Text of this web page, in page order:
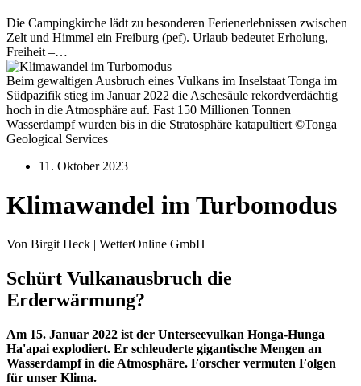
Die Campingkirche lädt zu besonderen Ferienerlebnissen zwischen
Zelt und Himmel ein Freiburg (pef). Urlaub bedeutet Erholung,
Freiheit –…
Beim gewaltigen Ausbruch eines Vulkans im Inselstaat Tonga im
Südpazifik stieg im Januar 2022 die Aschesäule rekordverdächtig
hoch in die Atmosphäre auf. Fast 150 Millionen Tonnen
Wasserdampf wurden bis in die Stratosphäre katapultiert ©Tonga
Geological Services
11. Oktober 2023
Klimawandel im Turbomodus
Von Birgit Heck | WetterOnline GmbH
Schürt Vulkanausbruch die
Erderwärmung?
Am 15. Januar 2022 ist der Unterseevulkan Honga-Hunga
Ha'apai explodiert. Er schleuderte gigantische Mengen an
Wasserdampf in die Atmosphäre. Forscher vermuten Folgen
für unser Klima.